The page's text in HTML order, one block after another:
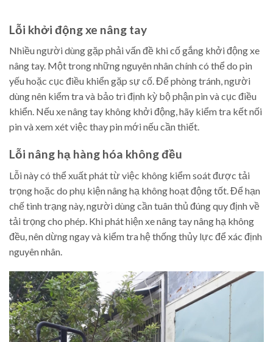
Lỗi khởi động xe nâng tay
Nhiều người dùng gặp phải vấn đề khi cố gắng khởi động xe
nâng tay. Một trong những nguyên nhân chính có thể do pin
yếu hoặc cục điều khiển gặp sự cố. Để phòng tránh, người
dùng nên kiểm tra và bảo trì định kỳ bộ phận pin và cục điều
khiển. Nếu xe nâng tay không khởi động, hãy kiểm tra kết nối
pin và xem xét việc thay pin mới nếu cần thiết.
Lỗi nâng hạ hàng hóa không đều
Lỗi này có thể xuất phát từ việc không kiểm soát được tải
trọng hoặc do phụ kiện nâng hạ không hoạt động tốt. Để hạn
chế tình trạng này, người dùng cần tuân thủ đúng quy định về
tải trọng cho phép. Khi phát hiện xe nâng tay nâng hạ không
đều, nên dừng ngay và kiểm tra hệ thống thủy lực để xác định
nguyên nhân.